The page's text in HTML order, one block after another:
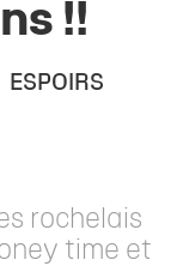
!!
ESPOIRS
rochelais
time et